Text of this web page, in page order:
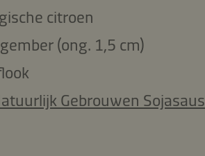
citroen
(ong. 1,5 cm)
Gebrouwen Sojasaus